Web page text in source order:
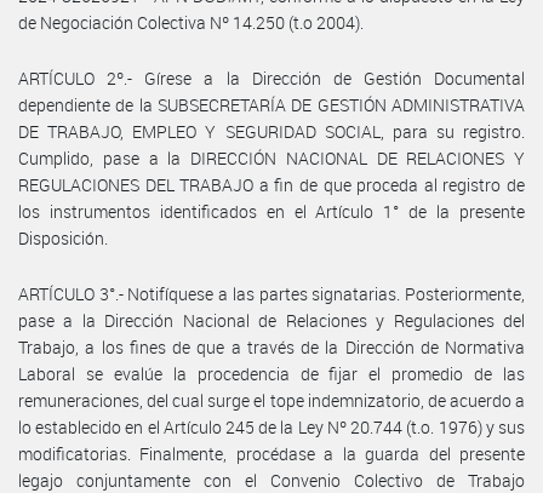
de Negociación Colectiva Nº 14.250 (t.o 2004).
ARTÍCULO 2º.- Gírese a la Dirección de Gestión Documental
dependiente de la SUBSECRETARÍA DE GESTIÓN ADMINISTRATIVA
DE TRABAJO, EMPLEO Y SEGURIDAD SOCIAL, para su registro.
Cumplido, pase a la DIRECCIÓN NACIONAL DE RELACIONES Y
REGULACIONES DEL TRABAJO a fin de que proceda al registro de
los instrumentos identificados en el Artículo 1° de la presente
Disposición.
ARTÍCULO 3°.- Notifíquese a las partes signatarias. Posteriormente,
pase a la Dirección Nacional de Relaciones y Regulaciones del
Trabajo, a los fines de que a través de la Dirección de Normativa
Laboral se evalúe la procedencia de fijar el promedio de las
remuneraciones, del cual surge el tope indemnizatorio, de acuerdo a
lo establecido en el Artículo 245 de la Ley Nº 20.744 (t.o. 1976) y sus
modificatorias. Finalmente, procédase a la guarda del presente
legajo conjuntamente con el Convenio Colectivo de Trabajo